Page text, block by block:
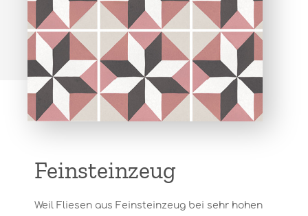
Feinsteinzeug
Weil Fliesen aus Feinsteinzeug bei sehr hohen